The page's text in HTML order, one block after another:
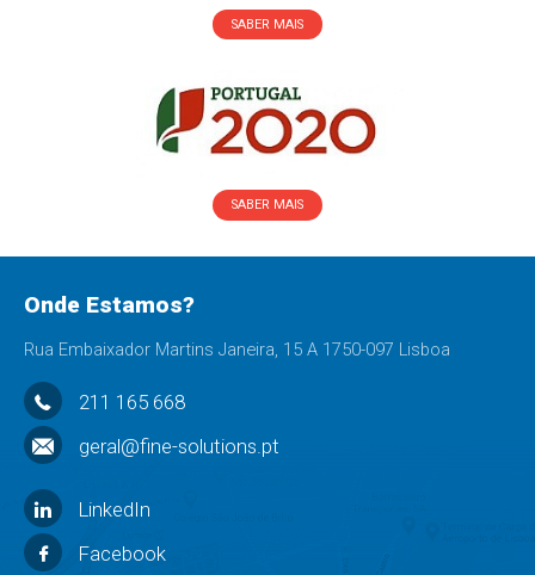
SABER MAIS
SABER MAIS
Onde Estamos?
Rua Embaixador Martins Janeira, 15 A 1750-097 Lisboa
211 165 668
geral@fine-solutions.pt
LinkedIn
Facebook